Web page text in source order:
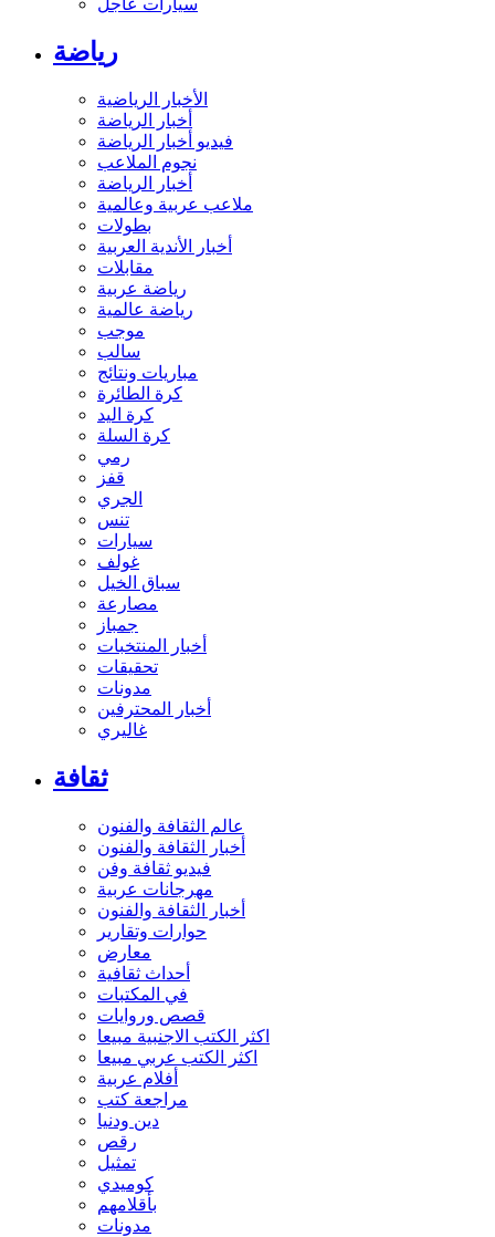
رياضة
الأخبار الرياضية
أخبار الرياضة
فيديو أخبار الرياضة
نجوم الملاعب
أخبار الرياضة
ملاعب عربية وعالمية
بطولات
أخبار الأندية العربية
مقابلات
رياضة عربية
رياضة عالمية
موجب
سالب
مباريات ونتائج
كرة الطائرة
كرة اليد
كرة السلة
رمي
قفز
الجري
تنس
سيارات
غولف
سباق الخيل
مصارعة
جمباز
أخبار المنتخبات
تحقيقات
مدونات
أخبار المحترفين
غاليري
ثقافة
عالم الثقافة والفنون
أخبار الثقافة والفنون
فيديو ثقافة وفن
مهرجانات عربية
أخبار الثقافة والفنون
حوارات وتقارير
معارض
أحداث ثقافية
في المكتبات
قصص وروايات
اكثر الكتب الاجنبية مبيعا
اكثر الكتب عربي مبيعا
أفلام عربية
مراجعة كتب
دين ودنيا
رقص
تمثيل
كوميدي
بأقلامهم
مدونات